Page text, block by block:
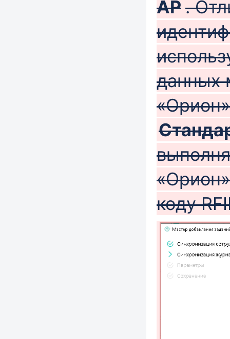
АР.
данных
коду